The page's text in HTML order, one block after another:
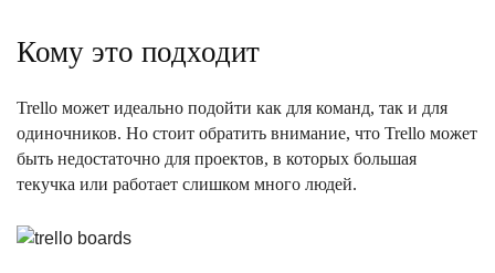
Кому это подходит
Trello может идеально подойти как для команд, так и для
одиночников. Но стоит обратить внимание, что Trello может
быть недостаточно для проектов, в которых большая
текучка или работает слишком много людей.